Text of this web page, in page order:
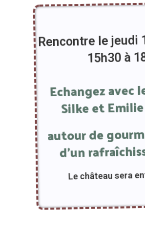
Rencontre le jeudi
15h30 à
Echangez avec
Silke et
autour de
d’un
Le château sera